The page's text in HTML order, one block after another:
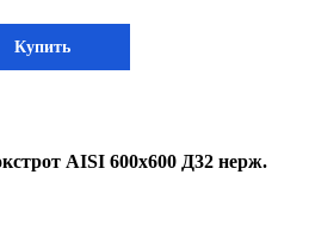
Купить
AISI 600х600 Д32 нерж.